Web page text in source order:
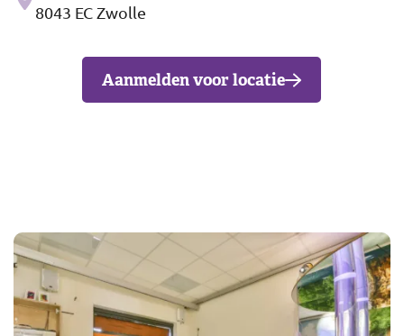
Adres8043 EC Zwolle
Aanmelden voor locatie